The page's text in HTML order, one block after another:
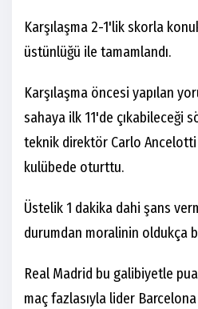
Karşılaşma 2-1'lik skorla
üstünlüğü ile tamamlandı.
Karşılaşma öncesi yapılan
sahaya ilk 11'de çıkabileceği
teknik direktör Carlo
kulübede oturttu.
Üstelik 1 dakika dahi şans
durumdan moralinin oldukça
Real Madrid bu galibiyetle
maç fazlasıyla lider